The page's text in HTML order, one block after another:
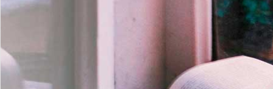
Com imersão Bilingue - Anos
Finais